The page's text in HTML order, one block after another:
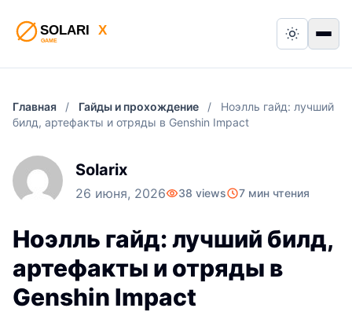
Switch to
Главная / Гайды и прохождение /
Ноэлль гайд: лучший
билд, артефакты и отряды в Genshin Impact
Solarix
26 июня, 2026 38 views 7 мин чтения
Ноэлль гайд: лучший билд,
артефакты и отряды в
Genshin Impact